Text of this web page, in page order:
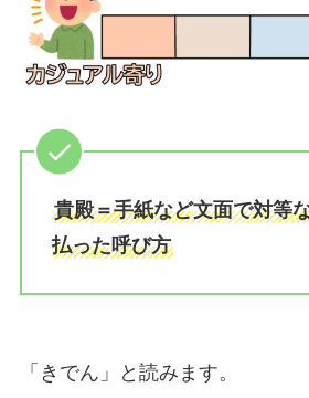
貴殿＝手紙など文面で対等
払った呼び方
「きでん」と読みます。